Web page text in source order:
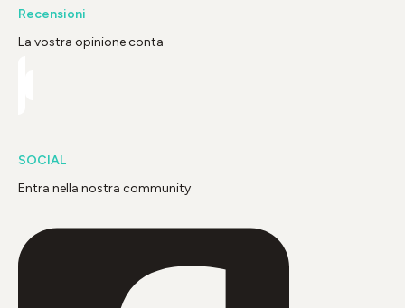
Recensioni
La vostra opinione conta
SOCIAL
Entra nella nostra community